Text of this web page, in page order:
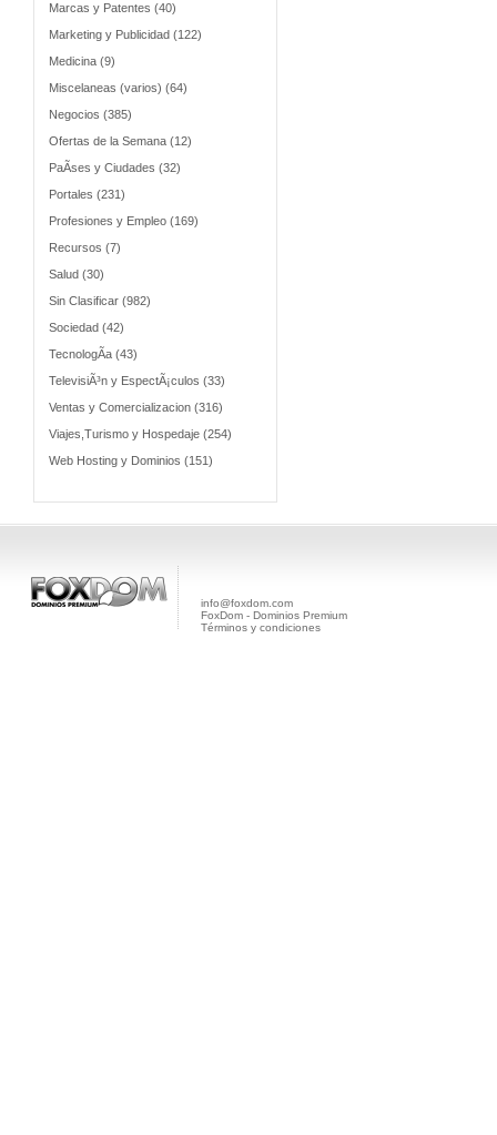
Marcas y Patentes (40)
Marketing y Publicidad (122)
Medicina (9)
Miscelaneas (varios) (64)
Negocios (385)
Ofertas de la Semana (12)
PaÃ­ses y Ciudades (32)
Portales (231)
Profesiones y Empleo (169)
Recursos (7)
Salud (30)
Sin Clasificar (982)
Sociedad (42)
TecnologÃ­a (43)
TelevisiÃ³n y EspectÃ¡culos (33)
Ventas y Comercializacion (316)
Viajes,Turismo y Hospedaje (254)
Web Hosting y Dominios (151)
info@foxdom.com
FoxDom - Dominios Premium
Términos y condiciones